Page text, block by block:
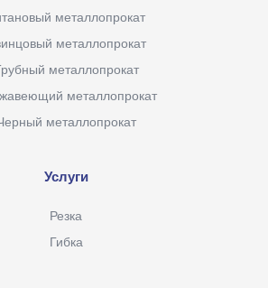
металлопрокат
металлопрокат
металлопрокат
металлопрокат
металлопрокат
Услуги
Резка
Гибка